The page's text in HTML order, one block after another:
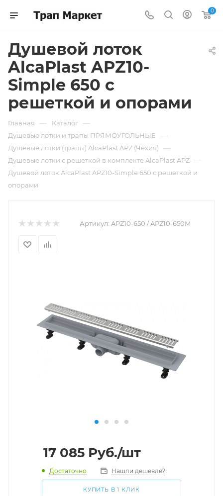
0
Душевой лоток
AlcaPlast APZ10-
Simple 650 с
решеткой и опорами
Главная — Каталог —
Душевые лотки и трапы ПРЯМОУГОЛЬНЫЕ —
Душевые лотки (трапы) AlcaPlast APZ (Чехия) —
Душевые лотки с решеткой в комплекте AlcaPlast APZ —
Душевой лоток AlcaPlast APZ10-Simple 650 с решеткой и
опорами
Артикул: APZ10-650 / APZ10-650M
17 085 Руб./шт
Достаточно Нашли дешевле?
КУПИТЬ В 1 КЛИК